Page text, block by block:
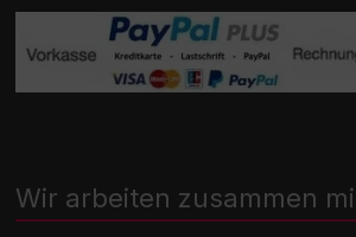
Wir arbeiten zusammen